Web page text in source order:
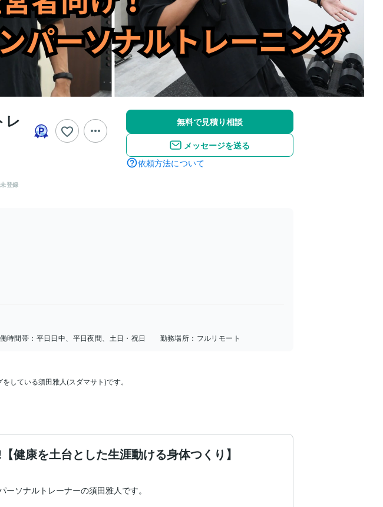
レ
未登録
無料で見積り相談
メッセージを送る
依頼方法について
時間帯： 平日日中、平日夜間、土日・祝日 勤務場所： フルリモート
している須田雅人(スダマサト)です。
健康を土台とした生涯動ける身体つくり】
ソナルトレーナーの須田雅人です。